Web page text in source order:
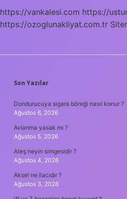
https://vankalesi.com https://
https://ozoglunakliyat.com.tr
SIDEBAR
Son Yazılar
Dondurucuya sigara böreği nasıl konur ?
Ağustos 6, 2026
Avlanma yasak mı ?
Ağustos 5, 2026
Ateş neyin simgesidir ?
Ağustos 4, 2026
Aksel ne ilacıdır ?
Ağustos 3, 2026